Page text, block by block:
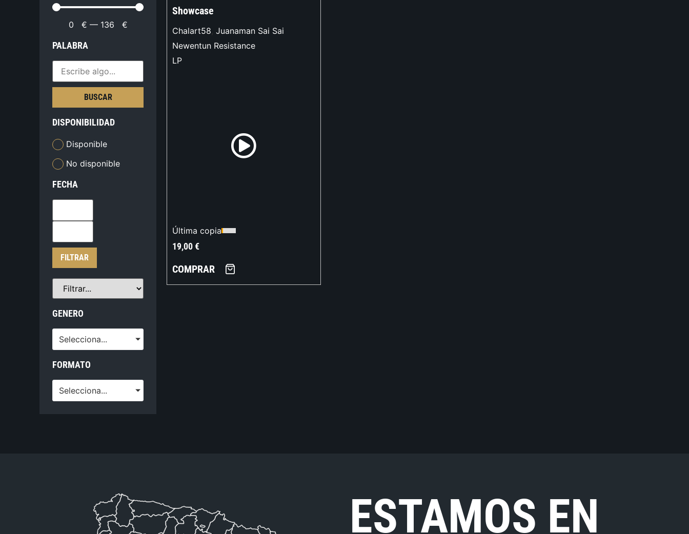
0 € — 136 €
PALABRA
BUSCAR
DISPONIBILIDAD
Disponible
No disponible
FECHA
FILTRAR
GENERO
Selecciona...
FORMATO
Selecciona...
Showcase
Chalart58, Juanaman Sai Sai
Newentun Resistance
LP
Última copia
19,00€
COMPRAR
ESTAMOS EN